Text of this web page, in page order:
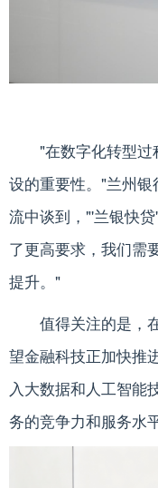
"在数字化转型
设的重要性。"兰州
流中谈到，"'兰银快
了更高要求，我们需
提升。"
值得关注的是，
望金融科技正加快推
入大数据和人工智能
务的竞争力和服务水平